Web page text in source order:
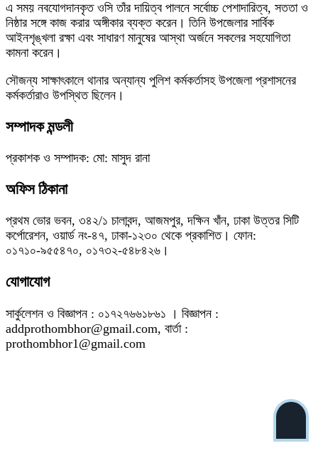
এ সময় নবযোগদানকৃত ওসি তাঁর দায়িত্ব পালনে সর্বোচ্চ পেশাদারিত্ব, সততা ও
নিষ্ঠার সঙ্গে কাজ করার অঙ্গীকার ব্যক্ত করেন। তিনি উপজেলার সার্বিক
আইনশৃঙ্খলা রক্ষা এবং সাধারণ মানুষের আস্থা অর্জনে সকলের সহযোগিতা
কামনা করেন।
সৌজন্য সাক্ষাৎকালে থানার অন্যান্য পুলিশ কর্মকর্তাসহ উপজেলা প্রশাসনের
কর্মকর্তারাও উপস্থিত ছিলেন।
সম্পাদক মন্ডলী
প্রকাশক ও সম্পাদক: মো: মাসুদ রানা
অফিস ঠিকানা
প্রথম ভোর ভবন, ৩৪২/১ চালাবন্দ, আজমপুর, দক্ষিন খাঁন, ঢাকা উত্তর সিটি
কর্পোরেশন, ওয়ার্ড নং-৪৭, ঢাকা-১২৩০ থেকে প্রকাশিত। ফোন:
০১৭১০-৯৫৫৪৭০, ০১৭৩২-৫৪৮৪২৬।
যোগাযোগ
সার্কুলেশন ও বিজ্ঞাপন : ০১৭২৭৬৬১৮৬১ । বিজ্ঞাপন :
addprothombhor@gmail.com, বার্তা :
prothombhor1@gmail.com